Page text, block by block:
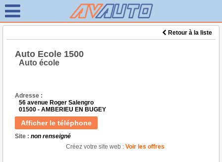
Retour à la liste
Auto Ecole 1500
Auto école
Adresse :
56 avenue Roger Salengro
01500 - AMBERIEU EN BUGEY
Afficher le téléphone
Site : non renseigné
Créez votre site web : Voir les offres